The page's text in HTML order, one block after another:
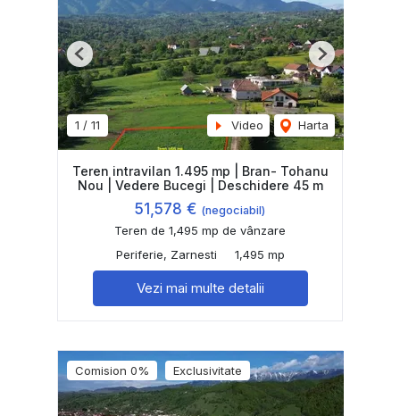
1 / 11 Video Harta
Previous Next
Teren intravilan 1.495 mp | Bran- Tohanu
Nou | Vedere Bucegi | Deschidere 45 m
51,578 € (negociabil)
Teren de 1,495 mp de vânzare
Periferie, Zarnesti
1,495 mp
Vezi mai multe detalii
Comision 0% Exclusivitate